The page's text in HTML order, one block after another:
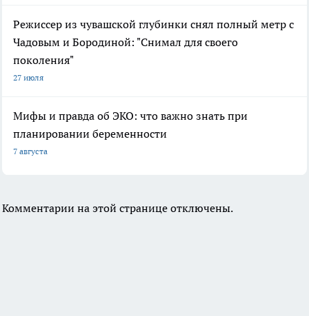
Режиссер из чувашской глубинки снял полный метр с
Чадовым и Бородиной: "Снимал для своего
поколения"
27 июля
Мифы и правда об ЭКО: что важно знать при
планировании беременности
7 августа
Комментарии на этой странице отключены.